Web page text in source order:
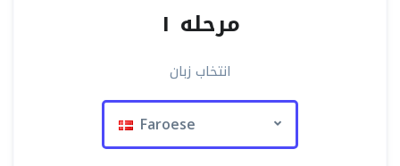
مرحله ۱
انتخاب زبان
Faroese